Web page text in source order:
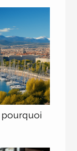
pourquoi